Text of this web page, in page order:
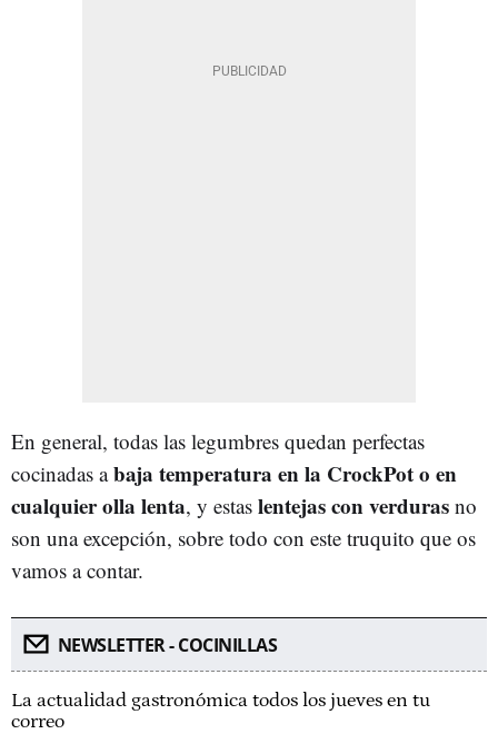
En general, todas las legumbres quedan perfectas
cocinadas abaja temperatura en la CrockPot o en
cualquier olla lenta, y estas lentejas con verduras no
son una excepción, sobre todo con este truquito que os
vamos a contar.
NEWSLETTER - COCINILLAS
La actualidad gastronómica todos los jueves en tu
correo